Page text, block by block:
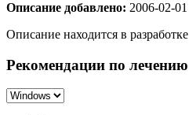
Описание добавлено: 2006-02-01
Описание находится в разработке
Рекомендации по лечению